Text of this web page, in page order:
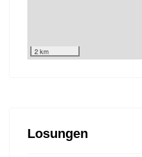
2 km
Losungen